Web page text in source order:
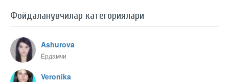
Фойдаланувчилар категориялари
Ashurova
Ёрдамчи
Veronika